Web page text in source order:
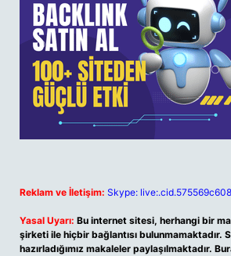
Reklam ve İletişim: Skype:
Yasal Uyarı: Bu internet sitesi, herhangi bir
şirketi ile hiçbir bağlantısı bulunmamaktadır.
hazırladığımız makaleler paylaşılmaktadır.